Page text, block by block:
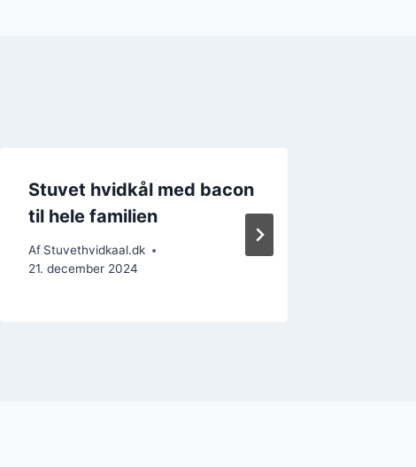
Stuvet hvidkål med bacon
til hele familien
Af Stuvethvidkaal.dk
21. december 2024